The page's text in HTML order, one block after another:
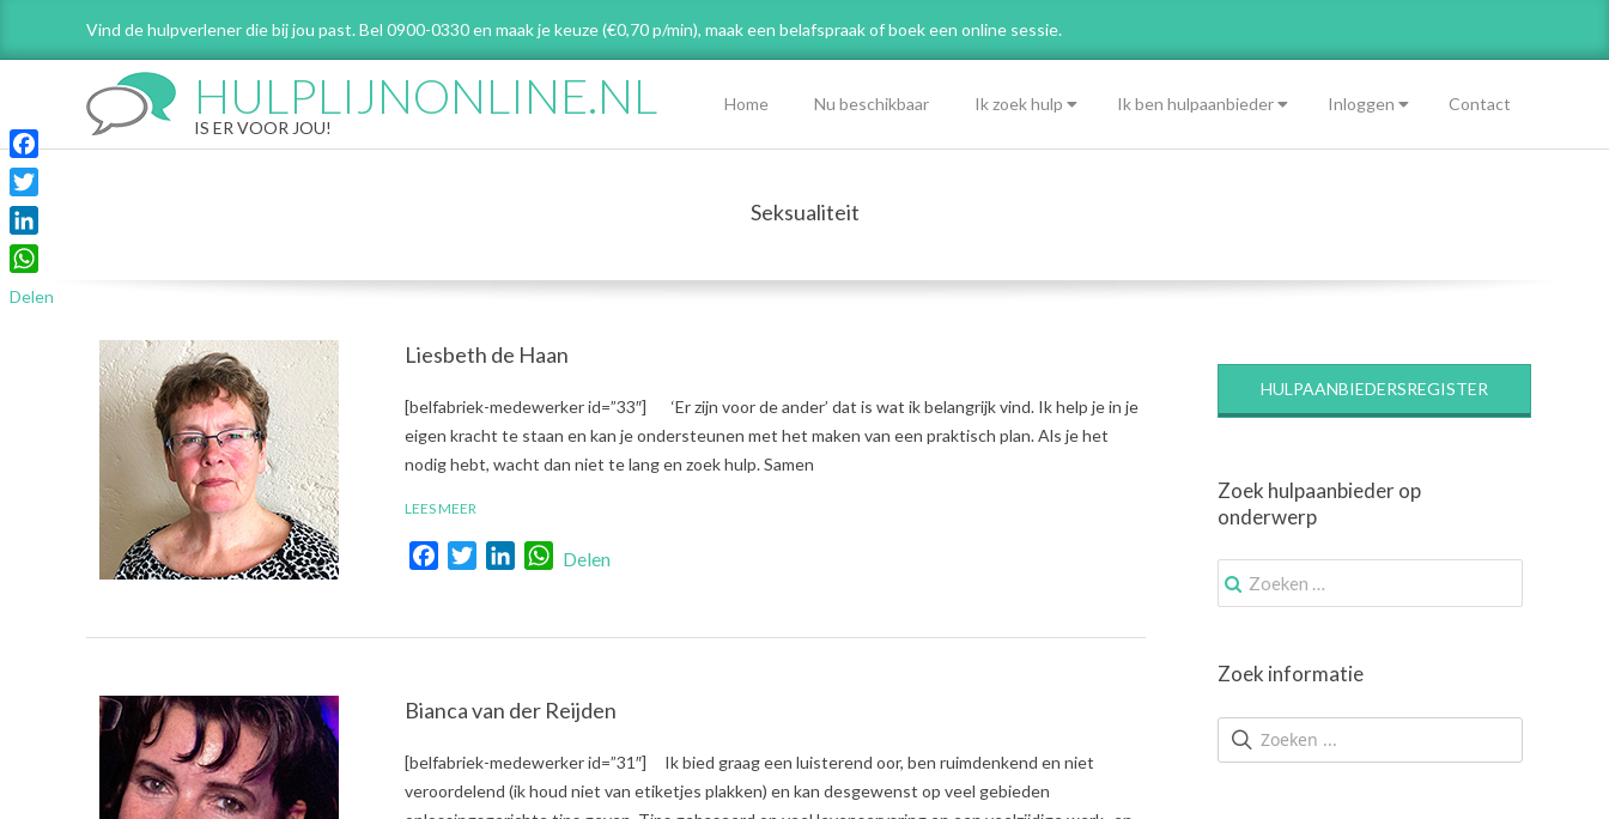
Vind de hulpverlener die bij jou past. Bel 0900-0330 en maak je keuze (€0,70 p/min), maak een belafspraakof boek een online sessie.
HULPLIJNONLINE.NL
IS ER VOOR JOU!
Menu
Home Nu beschikbaar Ik zoek hulp Ik ben hulpaanbieder Inloggen Contact
Seksualiteit
Liesbeth de Haan
2018-
09-
[belfabriek-medewerker id=”33″] ‘Er zijn voor de ander’ dat is wat ik belangrijk vind. Ik help je in je
eigen kracht te staan en kan je ondersteunen met het maken van een praktisch plan. Als je het
nodig hebt, wacht dan niet te lang en zoek hulp. Samen
LEES MEER
FacebookTwitterLinkedInWhatsApp
Delen
Bianca van der Reijden
2018-
[belfabriek-medewerker id=”31″] Ik bied graag een luisterend oor, ben ruimdenkend en niet
veroordelend (ik houd niet van etiketjes plakken) en kan desgewenst op veel gebieden
HULPAANBIEDERSREGISTER
Zoek hulpaanbieder op
onderwerp
Zoek
naar:
Zoek informatie
Facebook
Twitter
LinkedIn
WhatsApp
Delen